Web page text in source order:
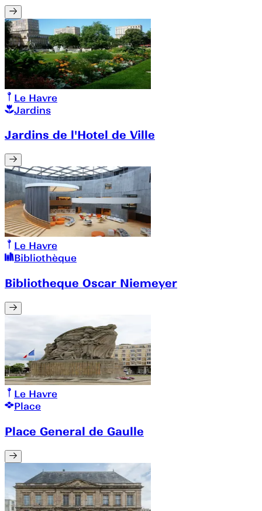
Le Havre
Jardins
Jardins de l'Hotel de Ville
Le Havre
Bibliothèque
Bibliotheque Oscar Niemeyer
Le Havre
Place
Place General de Gaulle